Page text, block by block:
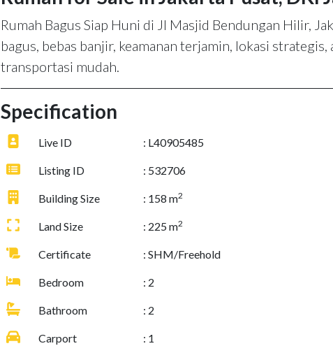
Rumah Bagus Siap Huni di Jl Masjid Bendungan Hilir,
bagus, bebas banjir, keamanan terjamin, lokasi strategis,
transportasi mudah.
Specification
Live ID : L40905485
Listing ID : 532706
Building Size : 158 m2
Land Size : 225 m2
Certificate : SHM/Freehold
Bedroom : 2
Bathroom : 2
Carport : 1